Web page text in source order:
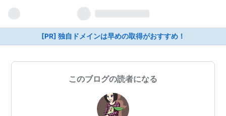
[PR] 独自ドメインは早めの取得がおすすめ！
このブログの読者になる